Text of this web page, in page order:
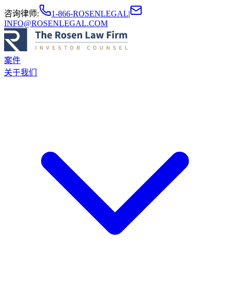
咨询律师: 1-866-ROSENLEGAL|
INFO@ROSENLEGAL.COM
案件
关于我们